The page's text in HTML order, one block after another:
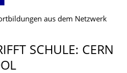
aus dem Netzwerk
SCHULE: CERN